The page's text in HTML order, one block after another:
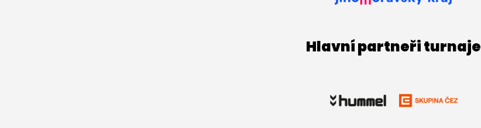
Hlavní partneři turnaje